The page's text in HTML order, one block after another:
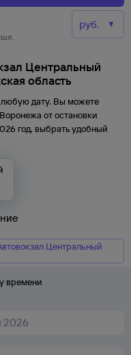
Центральный
область
любую дату. Вы можете
Воронежа отостановки
год, выбрать удобный
Центральный
времени
2026